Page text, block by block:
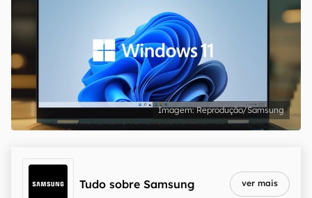
Reprodução/Samsung
Tudo sobre Samsung ver mais